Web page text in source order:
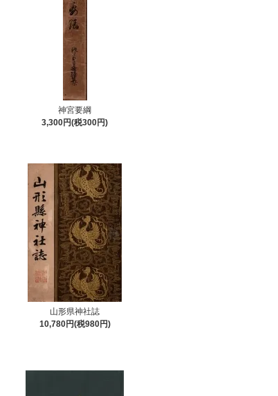
神宮要綱
3,300円(税300円)
山形県神社誌
10,780円(税980円)